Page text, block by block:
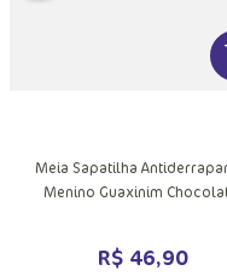
INFORMAÇÕES DO
Meia Sapatilha
Menino Guaxinim
R$ 46,90